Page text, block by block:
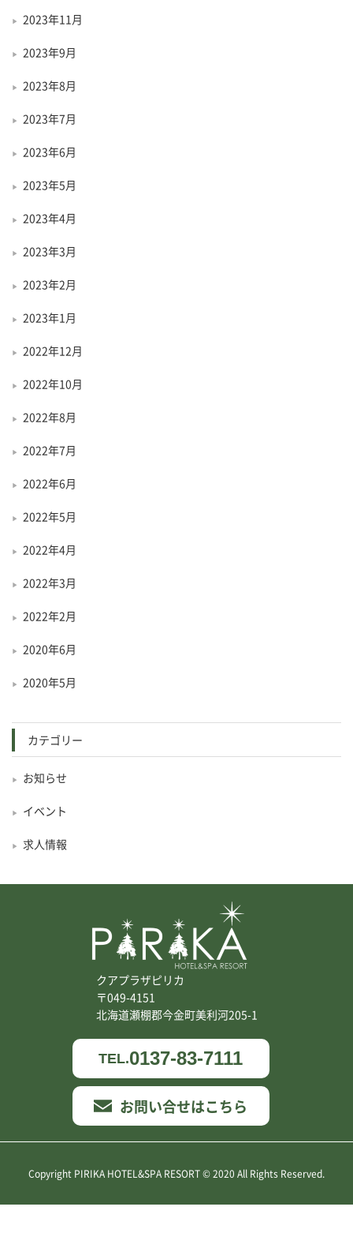
2023年11月
2023年9月
2023年8月
2023年7月
2023年6月
2023年5月
2023年4月
2023年3月
2023年2月
2023年1月
2022年12月
2022年10月
2022年8月
2022年7月
2022年6月
2022年5月
2022年4月
2022年3月
2022年2月
2020年6月
2020年5月
カテゴリー
お知らせ
イベント
求人情報
クアプラザピリカ
〒049-4151
北海道瀬棚郡今金町美利河205-1
TEL.0137-83-7111
お問い合せはこちら
Copyright PIRIKA HOTEL&SPA RESORT © 2020 All Rights Reserved.